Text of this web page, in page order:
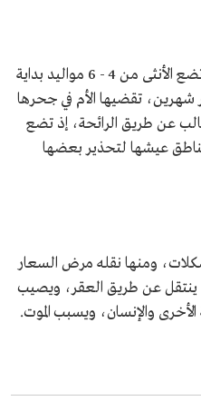
يتكاثر الثعلب الأحمر في الشتاء، وتضع الأنثى من 4 - 6 مواليد بداية
تقضيها الأم في جحرها
عن طريق الرائحة، إذ تضع
عيشها لتحذير بعضها
ومنها نقله مرض السعار
ينتقل عن طريق العقر، ويصيب
الأخرى والإنسان، ويسبب الموت.